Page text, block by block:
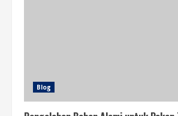
Blog